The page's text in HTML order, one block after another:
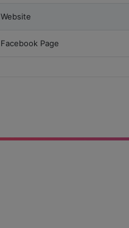
Website
Facebook Page